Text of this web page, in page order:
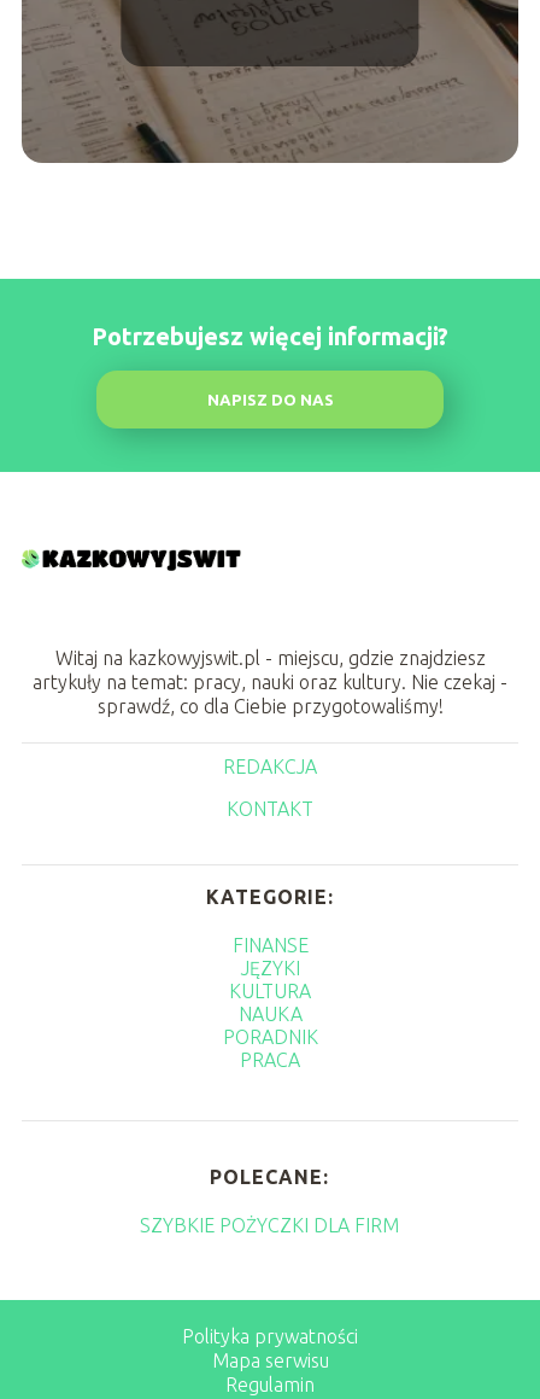
dla studentów
Potrzebujesz więcej informacji?
NAPISZ DO NAS
Witaj na kazkowyjswit.pl - miejscu, gdzie znajdziesz
artykuły na temat: pracy, nauki oraz kultury. Nie czekaj -
sprawdź, co dla Ciebie przygotowaliśmy!
REDAKCJA
KONTAKT
KATEGORIE:
FINANSE
JĘZYKI
KULTURA
NAUKA
PORADNIK
PRACA
POLECANE:
SZYBKIE POŻYCZKI DLA FIRM
Polityka prywatności
Mapa serwisu
Regulamin